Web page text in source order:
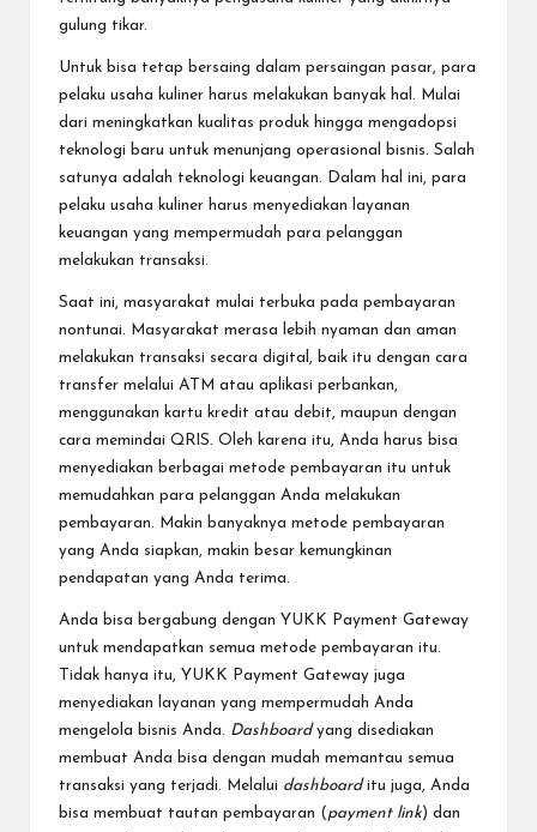
gulung tikar.
Untuk bisa tetap bersaing dalam persaingan pasar, para
pelaku usaha kuliner harus melakukan banyak hal. Mulai
dari meningkatkan kualitas produk hingga mengadopsi
teknologi baru untuk menunjang operasional bisnis. Salah
satunya adalah teknologi keuangan. Dalam hal ini, para
pelaku usaha kuliner harus menyediakan layanan
keuangan yang mempermudah para pelanggan
melakukan transaksi.
Saat ini, masyarakat mulai terbuka pada pembayaran
nontunai. Masyarakat merasa lebih nyaman dan aman
melakukan transaksi secara digital, baik itu dengan cara
transfer melalui ATM atau aplikasi perbankan,
menggunakan kartu kredit atau debit, maupun dengan
cara memindai QRIS. Oleh karena itu, Anda harus bisa
menyediakan berbagai metode pembayaran itu untuk
memudahkan para pelanggan Anda melakukan
pembayaran. Makin banyaknya metode pembayaran
yang Anda siapkan, makin besar kemungkinan
pendapatan yang Anda terima.
Anda bisa bergabung dengan YUKK Payment Gateway
untuk mendapatkan semua metode pembayaran itu.
Tidak hanya itu, YUKK Payment Gateway juga
menyediakan layanan yang mempermudah Anda
mengelola bisnis Anda. Dashboardyang disediakan
membuat Anda bisa dengan mudah memantau semua
transaksi yang terjadi. Melalui dashboard itu juga, Anda
bisa membuat tautan pembayaran ( payment link) dan